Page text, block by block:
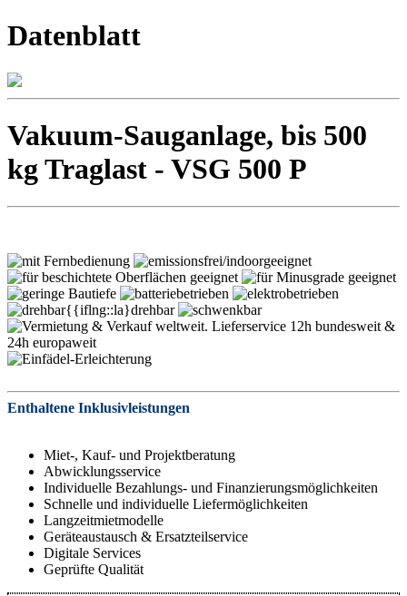
Datenblatt
Vakuum-Sauganlage, bis 500
kg Traglast - VSG 500 P
Enthaltene Inklusivleistungen
Miet-, Kauf- und Projektberatung
Abwicklungsservice
Individuelle Bezahlungs- und Finanzierungsmöglichkeiten
Schnelle und individuelle Liefermöglichkeiten
Langzeitmietmodelle
Geräteaustausch & Ersatzteilservice
Digitale Services
Geprüfte Qualität